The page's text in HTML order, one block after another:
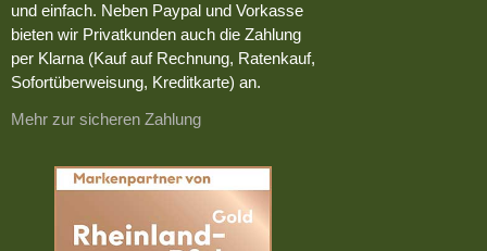
und einfach. Neben Paypal und Vorkasse
bieten wir Privatkunden auch die Zahlung
per Klarna (Kauf auf Rechnung, Ratenkauf,
Sofortüberweisung, Kreditkarte) an.
Mehr zur sicheren Zahlung